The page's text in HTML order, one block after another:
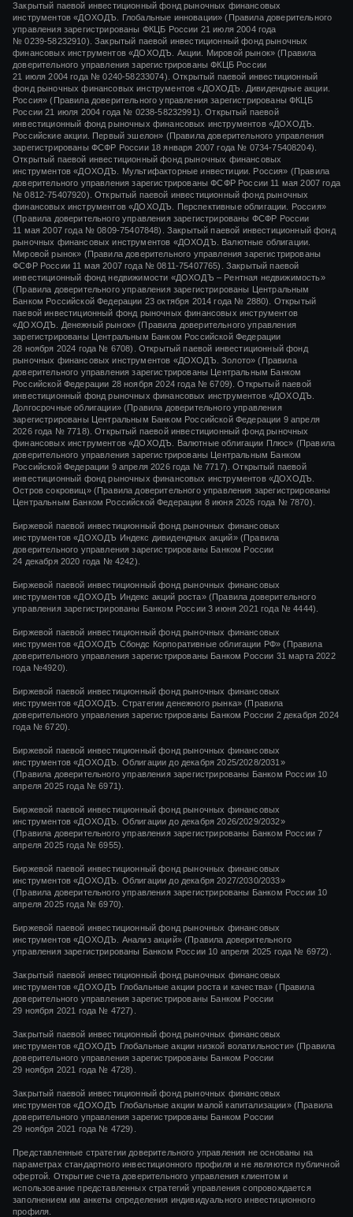
Закрытый паевой инвестиционный фонд рыночных финансовых
инструментов «ДОХОДЪ. Глобальные инновации» (Правила доверительного
управления зарегистрированы ФКЦБ России 21 июля 2004 года
№ 0239-58232910). Закрытый паевой инвестиционный фонд рыночных
финансовых инструментов «ДОХОДЪ. Акции. Мировой рынок» (Правила
доверительного управления зарегистрированы ФКЦБ России
21 июля 2004 года № 0240-58233074). Открытый паевой инвестиционный
фонд рыночных финансовых инструментов «ДОХОДЪ. Дивидендные акции.
Россия» (Правила доверительного управления зарегистрированы ФКЦБ
России21 июля 2004 года № 0238-58232991). Открытый паевой
инвестиционный фонд рыночных финансовых инструментов «ДОХОДЪ.
Российские акции. Первый эшелон» (Правила доверительного управления
зарегистрированы ФСФР России 18 января 2007 года № 0734-75408204).
Открытый паевой инвестиционный фонд рыночных финансовых
инструментов «ДОХОДЪ. Мультифакторные инвестиции. Россия» (Правила
доверительного управления зарегистрированы ФСФР России 11 мая 2007 года
№ 0812-75407920). Открытый паевой инвестиционный фонд рыночных
финансовых инструментов «ДОХОДЪ. Перспективные облигации. Россия»
(Правила доверительного управления зарегистрированы ФСФР России
11 мая 2007 года № 0809-75407848).
Закрытый паевой инвестиционный фонд
рыночных финансовых инструментов «ДОХОДЪ. Валютные облигации.
Мировой рынок» (Правила доверительного управления зарегистрированы
ФСФР России 11 мая 2007 года № 0811-75407765).
Закрытый паевой
инвестиционный фонд недвижимости «ДОХОДЪ – Рентная недвижимость»
(Правила доверительного управления зарегистрированы Центральным
Банком Российской Федерации 23 октября 2014 года № 2880).
Открытый
паевой инвестиционный фонд рыночных финансовых инструментов
«ДОХОДЪ. Денежный рынок» (Правила доверительного управления
зарегистрированы Центральным Банком Российской Федерации
28 ноября 2024 года № 6708).
Открытый паевой инвестиционный фонд
рыночных финансовых инструментов «ДОХОДЪ. Золото» (Правила
доверительного управления зарегистрированы Центральным Банком
Российской Федерации 28 ноября 2024 года№ 6709). Открытый паевой
инвестиционный фонд рыночных финансовых инструментов «ДОХОДЪ.
Долгосрочные облигации» (Правила доверительного управления
зарегистрированы Центральным Банком Российской Федерации 9 апреля
2026 года № 7718). Открытый паевой инвестиционный фонд рыночных
финансовых инструментов «ДОХОДЪ. Валютные облигации Плюс» (Правила
доверительного управления зарегистрированы Центральным Банком
Российской Федерации 9 апреля 2026 года № 7717). Открытый паевой
инвестиционный фонд рыночных финансовых инструментов «ДОХОДЪ.
Остров сокровищ» (Правила доверительного управления зарегистрированы
Центральным Банком Российской Федерации 8 июня 2026 года № 7870).
Биржевой паевой инвестиционный фонд рыночных финансовых
инструментов«ДОХОДЪ Индекс дивидендных акций»(Правила
доверительного управления зарегистрированы Банком России
24 декабря 2020 года № 4242)
Биржевой паевой инвестиционный фонд рыночных финансовых
инструментов«ДОХОДЪ Индекс акций роста»(Правила доверительного
управления зарегистрированы Банком России3 июня 2021 года № 4444).
Биржевой паевой инвестиционный фонд рыночных финансовых
инструментов «ДОХОДЪ Сбондс Корпоративные облигации РФ» (Правила
доверительного управления зарегистрированы Банком России 31 марта 2022
года №4920).
Биржевой паевой инвестиционный фонд рыночных финансовых
инструментов «ДОХОДЪ. Стратегии денежного рынка» (Правила
доверительного управления зарегистрированы Банком России 2 декабря 2024
года № 6720).
Биржевой паевой инвестиционный фонд рыночных финансовых
инструментов «ДОХОДЪ. Облигации до декабря 2025/2028/2031»
(Правила доверительного управления зарегистрированы Банком России 10
апреля 2025 года № 6971).
Биржевой паевой инвестиционный фонд рыночных финансовых
инструментов «ДОХОДЪ. Облигации до декабря 2026/2029/2032»
(Правила доверительного управления зарегистрированы Банком России 7
апреля 2025 года № 6955).
Биржевой паевой инвестиционный фонд рыночных финансовых
инструментов «ДОХОДЪ. Облигации до декабря 2027/2030/2033»
(Правила доверительного управления зарегистрированы Банком России 10
апреля 2025 года № 6970).
Биржевой паевой инвестиционный фонд рыночных финансовых
инструментов «ДОХОДЪ. Анализ акций» (Правила доверительного
управления зарегистрированы Банком России 10 апреля 2025 года № 6972).
Закрытый паевой инвестиционный фонд рыночных финансовых
инструментов«ДОХОДЪ Глобальные акции роста и качества» (Правила
доверительного управления зарегистрированы Банком России
29 ноября 2021 года № 4727).
Закрытый паевой инвестиционный фонд рыночных финансовых
инструментов«ДОХОДЪ Глобальные акции низкой волатильности»(Правила
доверительного управления зарегистрированы Банком России
29 ноября 2021 года № 4728).
Закрытый паевой инвестиционный фонд рыночных финансовых
инструментов«ДОХОДЪ Глобальные акции малой капитализации»(Правила
доверительного управления зарегистрированы Банком России
29 ноября 2021 года № 4729).
Представленные стратегии доверительного управления не основаны на
параметрах стандартного инвестиционного профиля и не являются публичной
офертой. Открытие счета доверительного управления клиентом и
использование представленных стратегий управления сопровождается
заполнением им анкеты определения индивидуального инвестиционного
профиля.